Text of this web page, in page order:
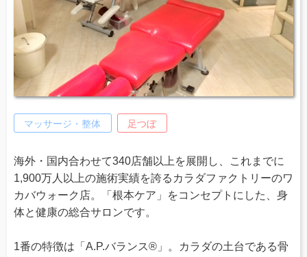
マッサージ・整体 足つぼ
海外・国内合わせて340店舗以上を展開し、これまでに
1,900万人以上の施術実績を誇るカラダファクトリーのワ
カバウォーク店。「根本ケア」をコンセプトにした、身
体と健康の総合サロンです。
1番の特徴は「A.P.バランス®」。カラダの土台である骨